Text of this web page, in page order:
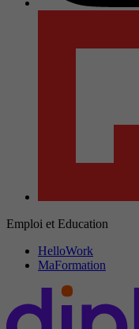
Emploi et Education
HelloWork
MaFormation